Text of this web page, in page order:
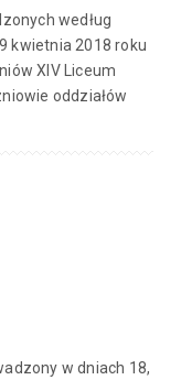
według
kwietnia 2018 roku
XIV Liceum
oddziałów
w dniach 18,